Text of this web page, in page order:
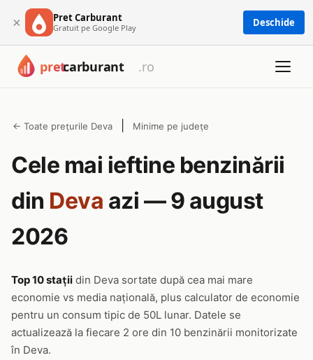
× Pret Carburant
Gratuit pe Google Play Deschide
← Toate prețurile Deva Minime pe județe
Cele mai ieftine benzinării
din Deva azi — 9 august
2026
Top 10 stații din Deva sortate după cea mai mare
economie vs media națională, plus calculator de economie
pentru un consum tipic de 50L lunar. Datele se
actualizează la fiecare 2 ore din 10 benzinării monitorizate
în Deva.